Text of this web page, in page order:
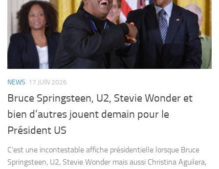
NEWS 17 JUIN 2026
Bruce Springsteen, U2, Stevie Wonder et
bien d’autres jouent demain pour le
Président US
C’est une incontestable affiche présidentielle lorsque Bruce
Springsteen, U2, Stevie Wonder mais aussi Christina Aguilera,